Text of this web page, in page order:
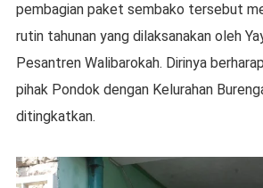
pembagian paket sembako tersebut
rutin tahunan yang dilaksanakan oleh
Pesantren Walibarokah. Dirinya
pihak Pondok dengan Kelurahan
ditingkatkan.